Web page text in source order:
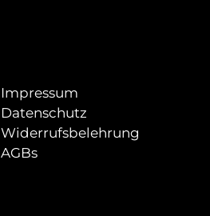
Impressum
Datenschutz
Widerrufsbelehrung
AGBs